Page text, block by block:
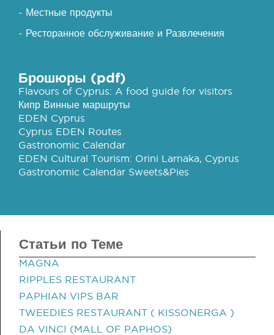
- Местные продукты
- Ресторанное обслуживание и Развлечения
Брошюры (pdf)
Flavours of Cyprus: A food guide for visitors
Кипр Винные маршруты
EDEN Cyprus
Cyprus EDEN Routes
Gastronomic Calendar
EDEN Cultural Tourism: Orini Larnaka, Cyprus
Gastronomic Calendar Sweets&Pies
Статьи по Теме
MAGNA
RIPPLES RESTAURANT
PAPHIAN VIPS BAR
TWEEDIES RESTAURANT ( KISSONERGA )
DA VINCI (MALL OF PAPHOS)